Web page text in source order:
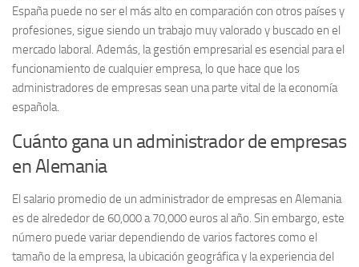
España puede no ser el más alto en comparación con otros países y
profesiones, sigue siendo un trabajo muy valorado y buscado en el
mercado laboral. Además, la gestión empresarial es esencial para el
funcionamiento de cualquier empresa, lo que hace que los
administradores de empresas sean una parte vital de la economía
española.
Cuánto gana un administrador de empresas
en Alemania
El salario promedio de un administrador de empresasen Alemania
es de alrededor de 60,000 a 70,000 euros al año. Sin embargo, este
número puede variar dependiendo de varios factores como el
tamaño de la empresa, la ubicación geográfica y la experiencia del